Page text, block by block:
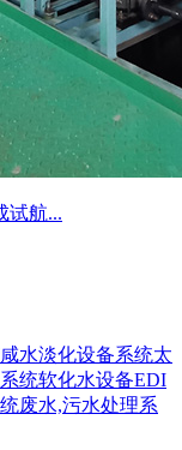
试航...
水淡化设备系统太
统软化水设备EDI
废水,污水处理系